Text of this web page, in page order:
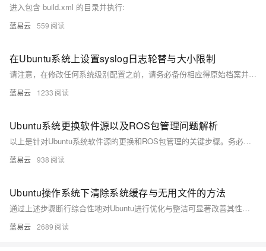
进入包含 build.xml 的目录并执行:
蓝易云 559
在Ubuntu系统上设置syslog日志轮替与大小限制
请注意，在修改任何系统级别配置之前，请务必备份相应得原始档案并理解每项变更可能带来得影响。
蓝易云 1233
Ubuntu系统更换软件源以及ROS包管理问题解析
以上是针对Ubuntu系统软件源的更换和ROS包管理的关键步骤。务必跟随官方指南，在安装或者配置过程中应答疑解惑，确保每一步操作的准确性。这些操作对于机器人研发人员和爱好者来说是日常任务的一部分，熟练掌握这些技能，能够在机器人编程和项目管理方面提供很大的帮助。
蓝易云 938
Ubuntu操作系统下清除系统缓存与无用文件的方法
通过上述步骤断行综合性地对Ubuntu进行优化与整洁可显著改善其性能表现及响应速度。然而，请注意在执行某些操作前确保充分了解其潜在影响；例如，在移除旧内核之前确认新内核稳定运行无问题；而对于关键配置更改则需确保备份好相关设置以便恢复原状态。
蓝易云 2689